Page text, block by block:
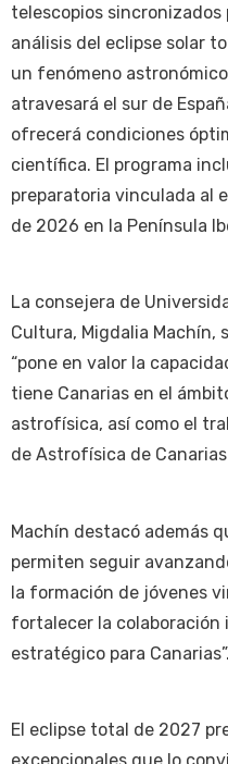
telescopios sincronizados
análisis del eclipse solar
un fenómeno
atravesará el sur de
ofrecerá condiciones
científica. El programa
preparatoria vinculada al
de 2026 en la Península
La consejera de
Cultura, Migdalia Machín,
“pone en valor la
tiene Canarias en el
astrofísica, así como el
de Astrofísica de
Machín destacó además
permiten seguir
la formación de jóvenes
fortalecer la
estratégico para Canarias”.
El eclipse total de 2027